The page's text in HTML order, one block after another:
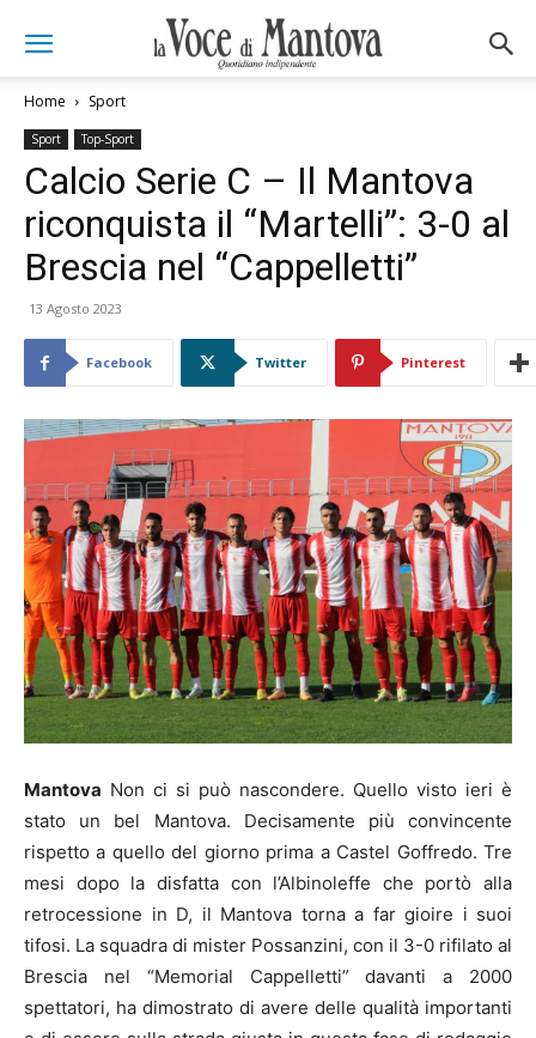
Home Sport
Sport Top-Sport
Calcio Serie C – Il Mantova
riconquista il “Martelli”: 3-0 al
Brescia nel “Cappelletti”
13 Agosto 2023
Facebook Twitter Pinterest
Mantova Non ci si può nascondere. Quello visto ieri è
stato un bel Mantova. Decisamente più convincente
rispetto a quello del giorno prima a Castel Goffredo. Tre
mesi dopo la disfatta con l’Albinoleffe che portò alla
retrocessione in D, il Mantova torna a far gioire i suoi
tifosi. La squadra di mister Possanzini, con il 3-0 rifilato al
Brescia nel “Memorial Cappelletti” davanti a 2000
spettatori, ha dimostrato di avere delle qualità importanti